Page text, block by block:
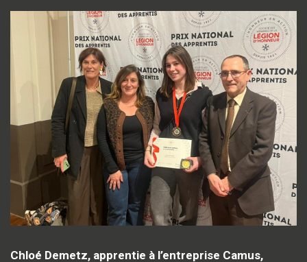
Chloé Demetz, apprentie à l’entreprise Camus,